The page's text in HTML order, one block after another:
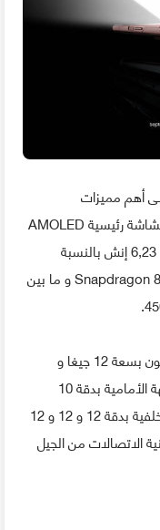
أهم مميزات
بقياس 7’6 إنش وشاشة AMOLED بقياس 6,23 إنش بالنسبة
للشاشة الداخلية، بالإضافة إلى معالج +Snapdragon 865 و ما بين
أما بالنسبة لذاكرة الوصول العشوائي فستكون بسعة 12 جيغا و
سيأتي Galaxy Z Fold 2 بكاميرا في الواجهة الأمامية بدقة 10
ميغابيكسيل و ثلاث كاميرات في الواجهة الخلفية بدقة 12 و 12 و 12
الاتصالات من الجيل